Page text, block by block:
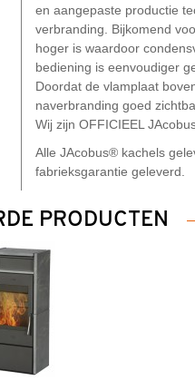
en aangepaste productie
verbranding. Bijkomend
hoger is waardoor
bediening is eenvoudiger
Doordat de vlamplaat
naverbranding goed
Wij zijn OFFICIEEL
Alle JAcobus® kachels
fabrieksgarantie geleverd.
PRODUCTEN